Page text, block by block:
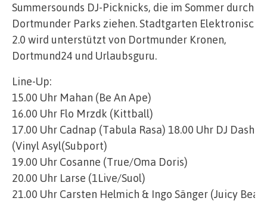
Summersounds DJ-Picknicks, die im Sommer durch
Dortmunder Parks ziehen. Stadtgarten Elektronisch
2.0 wird unterstützt von Dortmunder Kronen,
Dortmund24 und Urlaubsguru.
Line-Up:
15.00 Uhr Mahan (Be An Ape)
16.00 Uhr Flo Mrzdk (Kittball)
17.00 Uhr Cadnap (Tabula Rasa) 18.00 Uhr DJ Dash
(Vinyl Asyl(Subport)
19.00 Uhr Cosanne (True/Oma Doris)
20.00 Uhr Larse (1Live/Suol)
21.00 Uhr Carsten Helmich & Ingo Sänger (Juicy